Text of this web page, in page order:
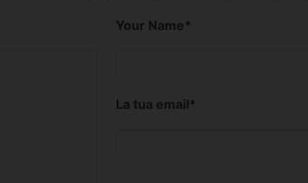
Your Name*
La tua email*